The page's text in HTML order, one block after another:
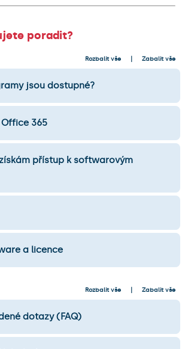
poradit?
Rozbalit vše Zabalit vše
jsou dostupné?
365
přístup k softwarovým
a licence
Rozbalit vše Zabalit vše
dotazy (FAQ)